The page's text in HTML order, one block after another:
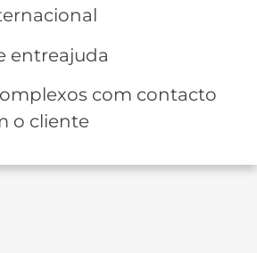
entreajuda
com contacto
o cliente